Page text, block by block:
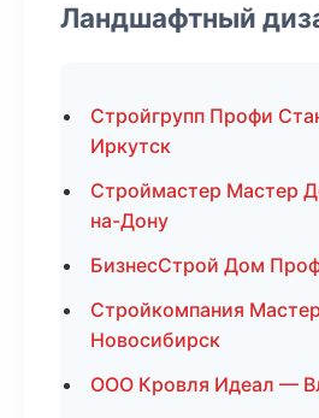
Ландшафтный
Стройгрупп Профи
Иркутск
Строймастер Мастер
на-Дону
БизнесСтрой Дом
Стройкомпания
Новосибирск
ООО Кровля Идеал —